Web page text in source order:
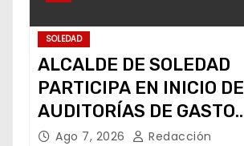
SOLEDAD
ALCALDE DE SOLEDAD
PARTICIPA EN INICIO DE
AUDITORÍAS DE GASTO
FEDERALIZADO 📝
Ago 7, 2026 Redacción